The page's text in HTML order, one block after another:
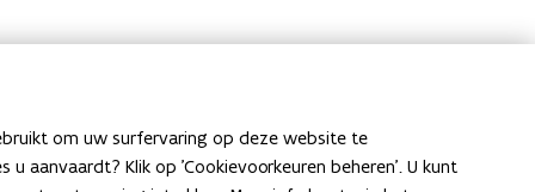
om uw surfervaring op deze website te
aanvaardt? Klik op 'Cookievoorkeuren beheren'. U kunt